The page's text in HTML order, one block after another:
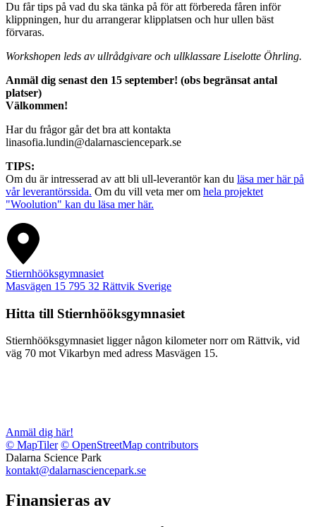
Du får tips på vad du ska tänka på för att förbereda fåren inför
klippningen, hur du arrangerar klipplatsen och hur ullen bäst
förvaras.
Workshopen leds av ullrådgivare och ullklassare Liselotte Öhrling.
Anmäl dig senast den 15 september! (obs begränsat antal
platser)
Välkommen!
Har du frågor går det bra att kontakta
linasofia.lundin@dalarnasciencepark.se
TIPS:
Om du är intresserad av att bli ull-leverantör kan du läsa mer här på
vår leverantörssida. Om du vill veta mer om hela projektet
"Woolution" kan du läsa mer här.
Stiernhööksgymnasiet
Masvägen 15 795 32 Rättvik Sverige
Hitta till Stiernhööksgymnasiet
Stiernhööksgymnasiet ligger någon kilometer norr om Rättvik, vid
väg 70 mot Vikarbyn med adress Masvägen 15.
Anmäl dig här!
© MapTiler © OpenStreetMap contributors
Dalarna Science Park
kontakt@dalarnasciencepark.se
Finansieras av